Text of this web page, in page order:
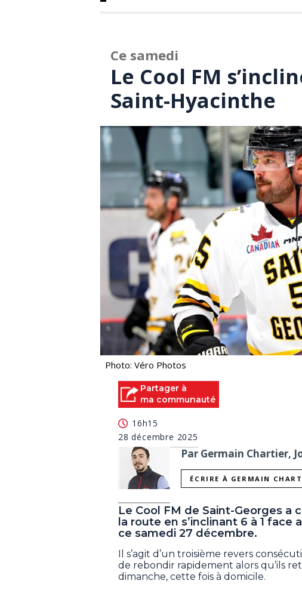
Ce samedi
Le Cool FM
Saint-Hyacinthe
Photo: Véro Photos
Partager à
ma communauté
16h15
28 décembre 2025
Par Germain Chartier,
ÉCRIRE À GERMAIN
Le Cool FM de Saint-Georges a
la route en s’inclinant 6 à 1
ce samedi 27 décembre.
Il s’agit d’un troisième revers
de rebondir rapidement alors qu’ils
dimanche, cette fois à domicile.